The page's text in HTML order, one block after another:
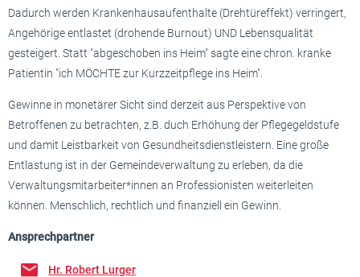
Dadurch werden Krankenhausaufenthalte (Drehtüreffekt) verringert,
Angehörige entlastet (drohende Burnout) UND Lebensqualität
gesteigert. Statt "abgeschoben ins Heim" sagte eine chron. kranke
Patientin "ich MÖCHTE zur Kurzzeitpflege ins Heim".
Gewinne in monetärer Sicht sind derzeit aus Perspektive von
Betroffenen zu betrachten, z.B. duch Erhöhung der Pflegegeldstufe
und damit Leistbarkeit von Gesundheitsdienstleistern. Eine große
Entlastung ist in der Gemeindeverwaltung zu erleben, da die
Verwaltungsmitarbeiter*innen an Professionisten weiterleiten
können. Menschlich, rechtlich und finanziell ein Gewinn.
Ansprechpartner
Hr. Robert Lurger